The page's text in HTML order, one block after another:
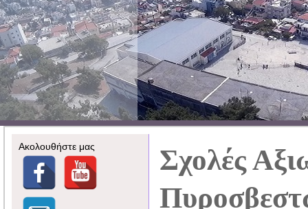
Ακολουθήστε μας
Σχολές